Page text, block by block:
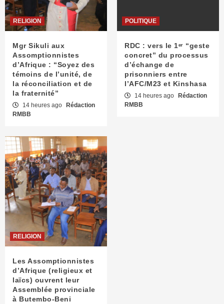
RELIGION
Mgr Sikuli aux
Assomptionnistes
d’Afrique : “Soyez des
témoins de l’unité, de
la réconciliation et de
la fraternité”
14 heures ago
Rédaction
RMBB
POLITIQUE
RDC : vers le 1ᵉʳ “geste
concret” du processus
d’échange de
prisonniers entre
l’AFC/M23 et Kinshasa
14 heures ago
Rédaction
RMBB
RELIGION
Les Assomptionnistes
d’Afrique (religieux et
laïcs) ouvrent leur
Assemblée provinciale
à Butembo-Beni